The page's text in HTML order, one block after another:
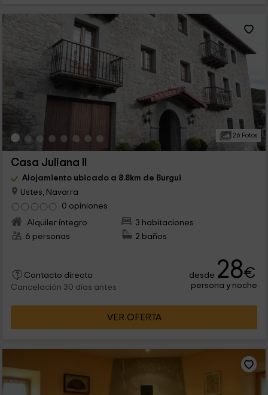
26 Fotos
Casa Juliana II
Alojamiento ubicado a 8.8km de Burgui
Ustes, Navarra
0 opiniones
Alquiler íntegro
3 habitaciones
6 personas
2 baños
Contacto directo
Cancelación 30 días antes
desde 28€
persona y noche
VER OFERTA